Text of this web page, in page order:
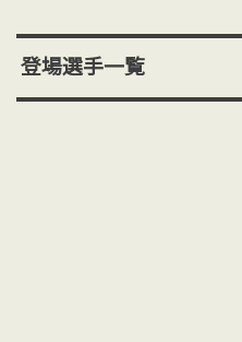
登場選手一覧